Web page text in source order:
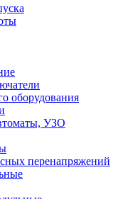
оборудования
УЗО
перенапряжений